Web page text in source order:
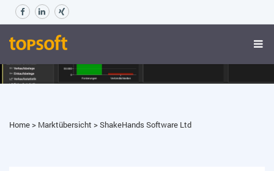
Home> Marktübersicht >ShakeHands Software Ltd